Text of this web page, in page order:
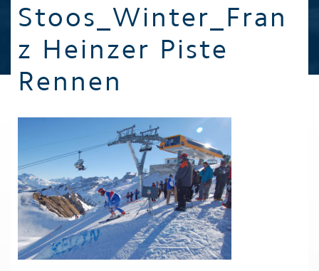
Stoos_Winter_Fran
z Heinzer Piste
Rennen